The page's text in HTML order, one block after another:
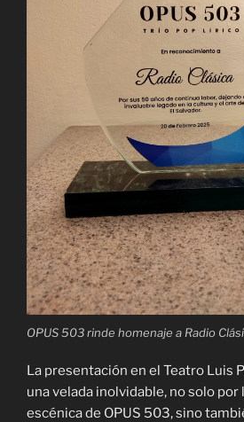
OPUS 503 rinde homenaje a Radio
La presentación en el Teatro Luis
una velada inolvidable, no solo por
escénica de OPUS 503, sino